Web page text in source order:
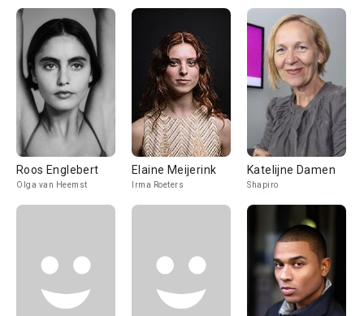
Roos Englebert
Olga van Heemst
Elaine Meijerink
Irma Roeters
Katelijne Damen
Shapiro